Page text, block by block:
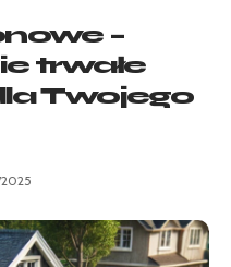
–
trwałe
Twojego